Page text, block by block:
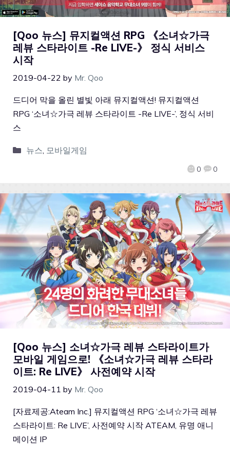
[Qoo 뉴스] 뮤지컬액션 RPG 《소녀☆가극
레뷰 스타라이트 -Re LIVE-》 정식 서비스
시작
2019-04-22 by Mr. Qoo
0 0
드디어 막을 올린 별빛 아래 뮤지컬액션! 뮤지컬액션
RPG ‘소녀☆가극 레뷰 스타라이트 -Re LIVE-’, 정식 서비
스
뉴스, 모바일게임
[Qoo 뉴스] 소녀☆가극 레뷰 스타라이트가
모바일 게임으로! 《소녀☆가극 레뷰 스타라
이트: Re LIVE》 사전예약 시작
2019-04-11 by Mr. Qoo
[자료제공:Ateam Inc.] 뮤지컬액션 RPG ‘소녀☆가극 레뷰
스타라이트: Re LIVE’, 사전예약 시작 ATEAM, 유명 애니
메이션 IP